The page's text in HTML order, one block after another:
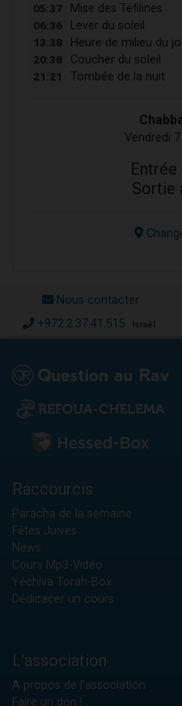
05:37 Mise des Téfilines
06:36 Lever du soleil
13:38 Heure de milieu du
20:38 Coucher du soleil
21:21 Tombée de la nuit
Vendredi
Entrée
Sortie
Nous contacter
+972.2.37.41.515 Israël
Raccourcis
Paracha de la semaine
Fêtes Juives
News
Cours Mp3-Vidéo
Yéchiva Torah-Box
Dédicacer un cours
L'association
A propos de l'association
Faire un don !